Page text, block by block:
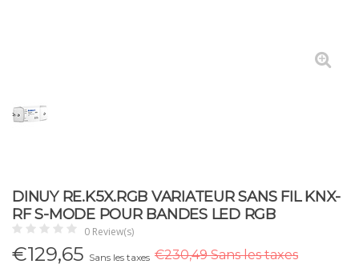
DINUY RE.K5X.RGB VARIATEUR SANS FIL KNX-
RF S-MODE POUR BANDES LED RGB
0 Review(s)
€129,65 Sans les taxes €230,49 Sans les taxes